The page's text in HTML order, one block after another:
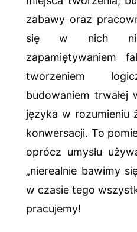
zabawy oraz
się w nich
zapamiętywaniem
tworzeniem
budowaniem trwałej
języka w rozumieniu
konwersacji. To
oprócz umysłu
„nierealnie bawimy
w czasie tego
pracujemy!